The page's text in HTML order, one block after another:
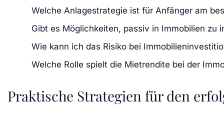
Welche Anlagestrategie ist für Anfänger am
Gibt es Möglichkeiten, passiv in Immobilien zu
Wie kann ich das Risiko bei
Welche Rolle spielt die Mietrendite bei der
Praktische Strategien für den